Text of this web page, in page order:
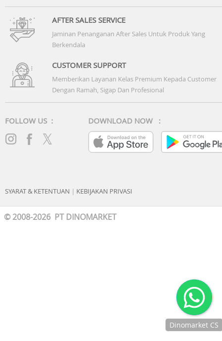
AFTER SALES SERVICE
Jaminan Penanganan After Sales Untuk Produk Yang
Berkendala
CUSTOMER SUPPORT
Memberikan Layanan Kelas Premium Kepada Customer
Dengan Ramah, Sigap Dan Profesional
FOLLOW US : DOWNLOAD NOW :
SYARAT & KETENTUAN | KEBIJAKAN PRIVASI
© 2008-2026 PT DINOMARKET
Dinomarket CS